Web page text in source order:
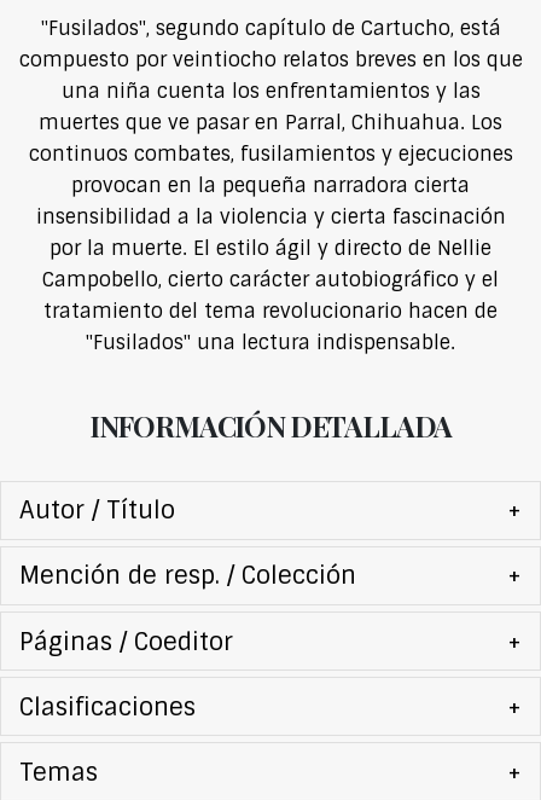
"Fusilados", segundo capítulo de Cartucho, está
compuesto por veintiocho relatos breves en los que
una niña cuenta los enfrentamientos y las
muertes que ve pasar en Parral, Chihuahua. Los
continuos combates, fusilamientos y ejecuciones
provocan en la pequeña narradora cierta
insensibilidad a la violencia y cierta fascinación
por la muerte. El estilo ágil y directo de Nellie
Campobello, cierto carácter autobiográfico y el
tratamiento del tema revolucionario hacen de
"Fusilados" una lectura indispensable.
INFORMACIÓN DETALLADA
Autor / Título +
Mención de resp. / Colección +
Páginas / Coeditor +
Clasificaciones +
Temas +